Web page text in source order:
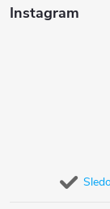
Instagram